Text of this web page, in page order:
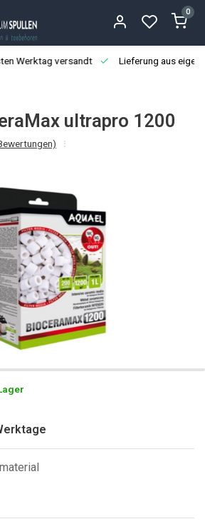
0
Werktag versandt Lieferung aus
ultrapro 1200